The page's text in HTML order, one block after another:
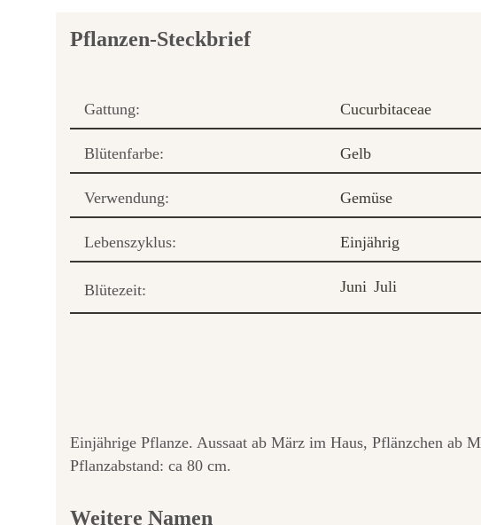
Pflanzen-Steckbrief
Gattung: Cucurbitaceae
Blütenfarbe: Gelb
Verwendung: Gemüse
Lebenszyklus: Einjährig
Blütezeit: Juni Juli
Einjährige Pflanze. Aussaat ab März im Haus, Pflänzchen ab
Pflanzabstand: ca 80 cm.
Weitere Namen